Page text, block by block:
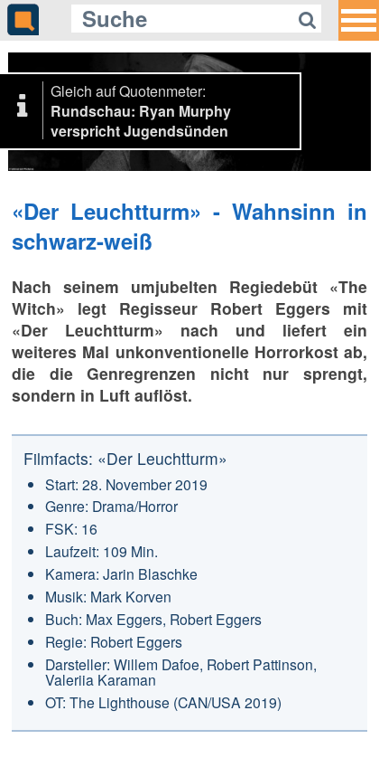
Gleich auf Quotenmeter:
Rundschau: Ryan Murphy
verspricht Jugendsünden
«Der Leuchtturm» - Wahnsinn in
schwarz-weiß
Nach seinem umjubelten Regiedebüt «The
Witch» legt Regisseur Robert Eggers mit
«Der Leuchtturm» nach und liefert ein
weiteres Mal unkonventionelle Horrorkost ab,
die die Genregrenzen nicht nur sprengt,
sondern in Luft auflöst.
Filmfacts: «Der Leuchtturm»
Start: 28. November 2019
Genre: Drama/Horror
FSK: 16
Laufzeit: 109 Min.
Kamera: Jarin Blaschke
Musik: Mark Korven
Buch: Max Eggers, Robert Eggers
Regie: Robert Eggers
Darsteller: Willem Dafoe, Robert Pattinson,
Valeriia Karaman
OT: The Lighthouse (CAN/USA 2019)